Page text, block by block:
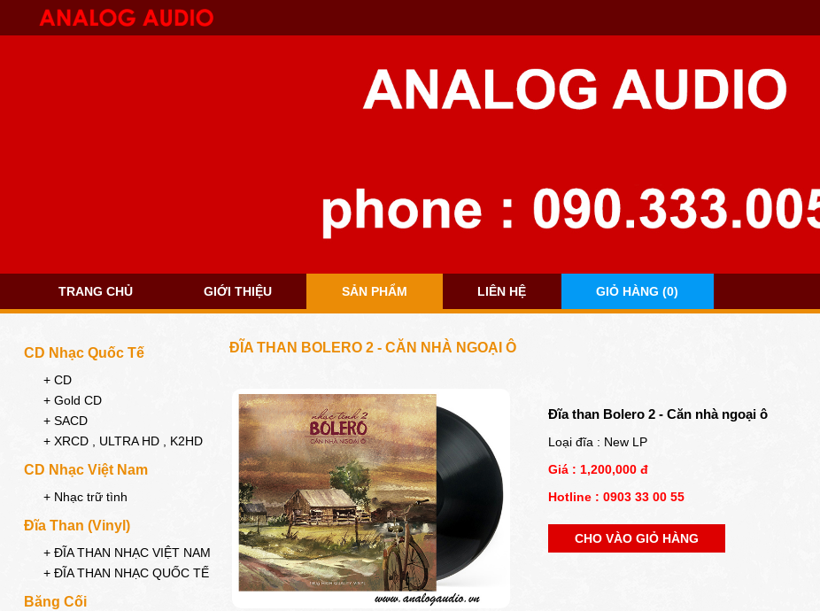
TRANG CHỦ GIỚI THIỆU SẢN PHẨM LIÊN HỆ GIỎ HÀNG (0)
CD Nhạc Quốc Tế
+ CD
+ Gold CD
+ SACD
+ XRCD , ULTRA HD , K2HD
CD Nhạc Việt Nam
+ Nhạc trữ tình
Đĩa Than (Vinyl)
+ ĐĨA THAN NHẠC VIỆT NAM
+ ĐĨA THAN NHẠC QUỐC TẾ
Băng Cối
ĐĨA THAN BOLERO 2 - CĂN NHÀ NGOẠI Ô
Đĩa than Bolero 2 - Căn nhà ngoại ô
Loại đĩa : New LP
Giá : 1,200,000 đ
Hotline : 0903 33 00 55
CHO VÀO GIỎ HÀNG